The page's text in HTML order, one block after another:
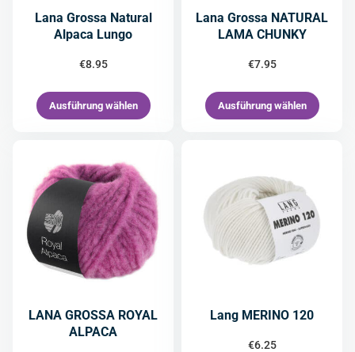
Lana Grossa Natural
Alpaca Lungo
€8.95
Ausführung wählen
Lana Grossa NATURAL
LAMA CHUNKY
€7.95
Ausführung wählen
LANA GROSSA ROYAL
ALPACA
Lang MERINO 120
€6.25